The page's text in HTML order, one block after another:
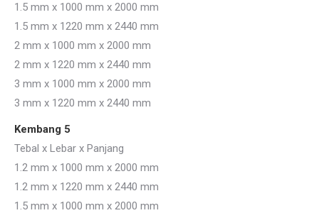
1.5 mm x 1000 mm x 2000 mm
1.5 mm x 1220 mm x 2440 mm
2 mm x 1000 mm x 2000 mm
2 mm x 1220 mm x 2440 mm
3 mm x 1000 mm x 2000 mm
3 mm x 1220 mm x 2440 mm
Kembang 5
Tebal x Lebar x Panjang
1.2 mm x 1000 mm x 2000 mm
1.2 mm x 1220 mm x 2440 mm
1.5 mm x 1000 mm x 2000 mm